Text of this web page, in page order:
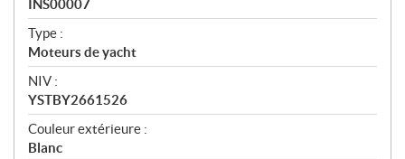
INS00007
Type :
Moteurs de yacht
NIV :
YSTBY2661526
Couleur extérieure :
Blanc